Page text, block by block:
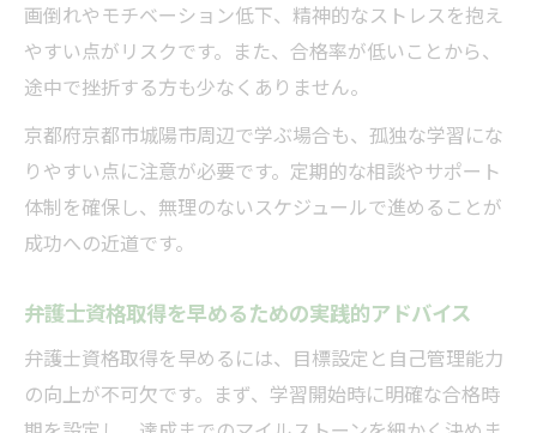
画倒れやモチベーション低下、精神的なストレスを抱え
やすい点がリスクです。また、合格率が低いことから、
途中で挫折する方も少なくありません。
京都府京都市城陽市周辺で学ぶ場合も、孤独な学習にな
りやすい点に注意が必要です。定期的な相談やサポート
体制を確保し、無理のないスケジュールで進めることが
成功への近道です。
弁護士資格取得を早めるための実践的アドバイス
弁護士資格取得を早めるには、目標設定と自己管理能力
の向上が不可欠です。まず、学習開始時に明確な合格時